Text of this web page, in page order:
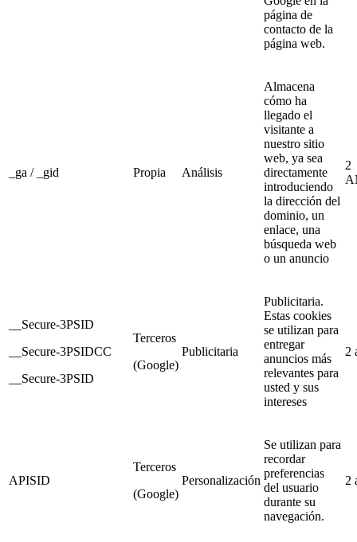
página de
contacto de la
página web.
_ga / _gid Propia Análisis
Almacena
cómo ha
llegado el
visitante a
nuestro sitio
web, ya sea
directamente
introduciendo
la dirección del
dominio, un
enlace, una
búsqueda web
o un anuncio
2
__Secure-3PSID
__Secure-3PSIDCC
__Secure-3PSID
Terceros
(Google)
Publicitaria
Publicitaria.
Estas cookies
se utilizan para
entregar
anuncios más
relevantes para
usted y sus
intereses
2
APISID
Terceros
(Google)
Personalización
Se utilizan para
recordar
preferencias
del usuario
durante su
navegación.
2